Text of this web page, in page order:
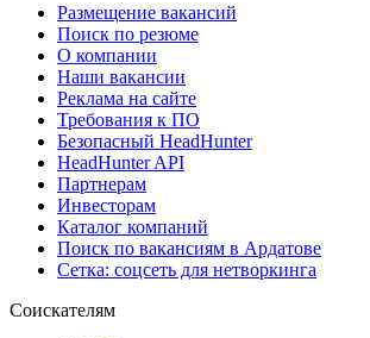
Размещение вакансий
Поиск по резюме
О компании
Наши вакансии
Реклама на сайте
Требования к ПО
Безопасный HeadHunter
HeadHunter API
Партнерам
Инвесторам
Каталог компаний
Поиск по вакансиям в Ардатове
Сетка: соцсеть для нетворкинга
Соискателям